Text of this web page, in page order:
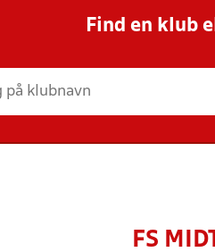
Find en klub
FS